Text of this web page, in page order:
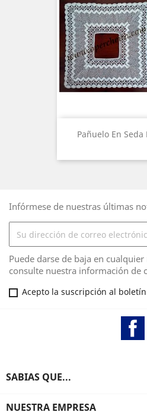
Pañuelo En Seda
Infórmese de nuestras últimas
Puede darse de baja en
consulte nuestra información de
Acepto la suscripción al
SABIAS QUE...
NUESTRA EMPRESA